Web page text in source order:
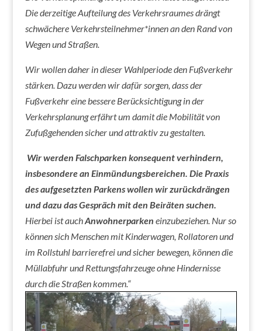
Die derzeitige Aufteilung des Verkehrsraumes drängt
schwächere Verkehrsteilnehmer*innen an den Rand von
Wegen und Straßen.
Wir wollen daher in dieser Wahlperiode den Fußverkehr
stärken. Dazu werden wir dafür sorgen, dass der
Fußverkehr eine bessere Berücksichtigung in der
Verkehrsplanung erfährt um damit die Mobilität von
Zufußgehenden sicher und attraktiv zu gestalten.
Wir werden Falschparken konsequent verhindern,
insbesondere an Einmündungsbereichen. Die Praxis
des aufgesetzten Parkens wollen wir zurückdrängen
und dazu das Gespräch mit den Beiräten suchen.
Hierbei ist auchAnwohnerparken einzubeziehen. Nur so
können sich Menschen mit Kinderwagen, Rollatoren und
im Rollstuhl barrierefrei und sicher bewegen, können die
Müllabfuhr und Rettungsfahrzeuge ohne Hindernisse
durch die Straßen kommen.“